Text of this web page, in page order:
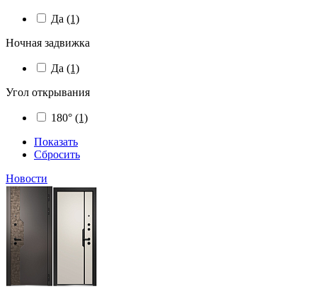
Да (1)
Ночная задвижка
Да (1)
Угол открывания
180° (1)
Показать
Сбросить
Новости